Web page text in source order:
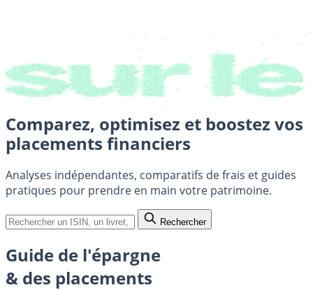
Comparez, optimisez et boostez vos
placements financiers
Analyses indépendantes, comparatifs de frais et guides
pratiques pour prendre en main votre patrimoine.
Rechercher
Guide de l'épargne
& des placements